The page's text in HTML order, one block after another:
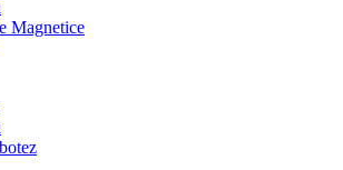
Magnetice